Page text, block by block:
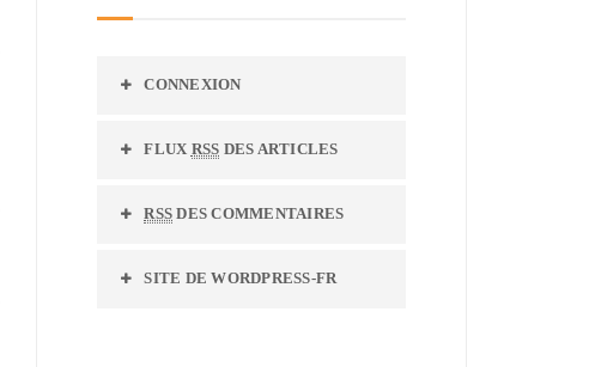
CONNEXION
FLUX RSS DES ARTICLES
RSS DES COMMENTAIRES
SITE DE WORDPRESS-FR